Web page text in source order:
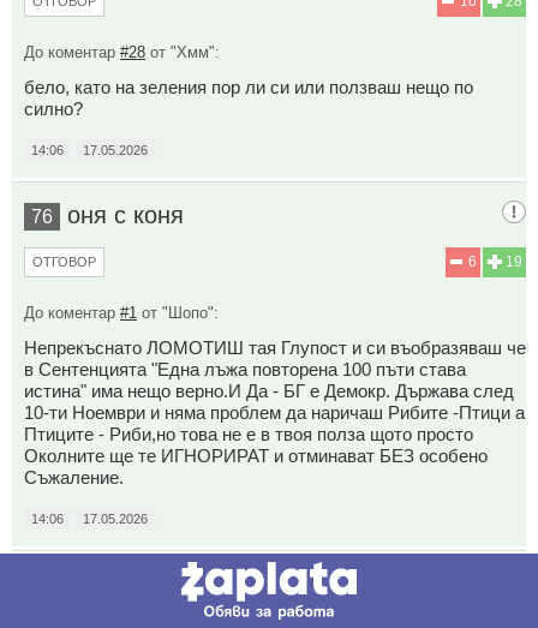
До коментар #28 от "Хмм":
бело, като на зеления пор ли си или ползваш нещо по
силно?
14:06 17.05.2026
76 оня с коня
19
6
ОТГОВОР
До коментар #1 от "Шопо":
Непрекъснато ЛОМОТИШ тая Глупост и си въобразяваш че
в Сентенцията "Една лъжа повторена 100 пъти става
истина" има нещо верно.И Да - БГ е Демокр. Държава след
10-ти Ноември и няма проблем да наричаш Рибите -Птици а
Птиците - Риби,но това не е в твоя полза щото просто
Околните ще те ИГНОРИРАТ и отминават БЕЗ особено
Съжаление.
14:06 17.05.2026
Този коментар е премахнат от модератор.